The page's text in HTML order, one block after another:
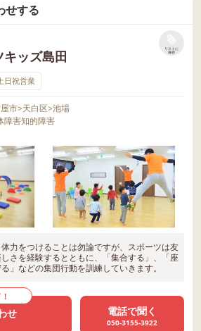
せする
ッズ島田
リストに
保存
日祝営業
市>天白区>池場
障害知的障害
力をつけることは勿論ですが、スポーツは友
さを経験するとともに、「集合する」、「座
」などの集団行動を訓練していきます。
せ 電話で聞く
050-3155-3922